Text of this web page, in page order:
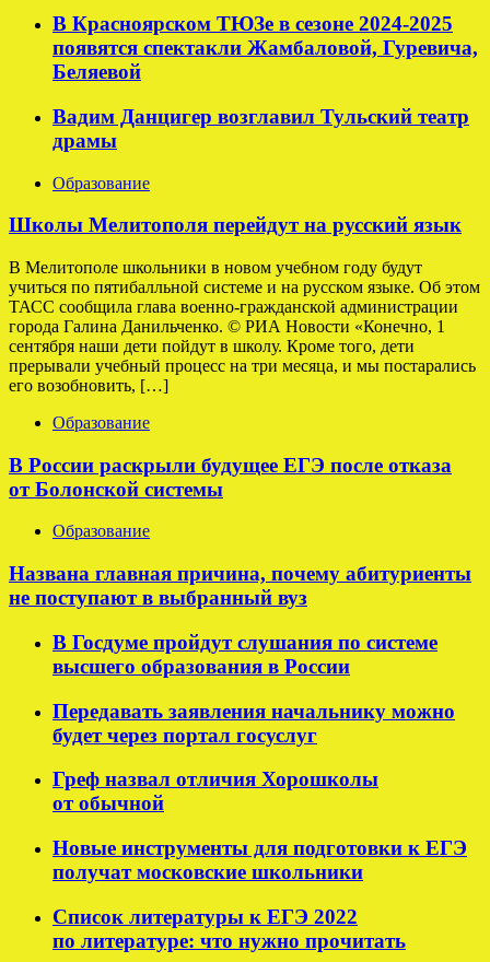
В Красноярском ТЮЗе в сезоне 2024-2025
появятся спектакли Жамбаловой, Гуревича,
Беляевой
Вадим Данцигер возглавил Тульский театр
драмы
Образование
Школы Мелитополя перейдут на русский язык
В Мелитополе школьники в новом учебном году будут
учиться по пятибалльной системе и на русском языке. Об этом
ТАСС сообщила глава военно-гражданской администрации
города Галина Данильченко. © РИА Новости «Конечно, 1
сентября наши дети пойдут в школу. Кроме того, дети
прерывали учебный процесс на три месяца, и мы постарались
его возобновить, […]
Образование
В России раскрыли будущее ЕГЭ после отказа
от Болонской системы
Образование
Названа главная причина, почему абитуриенты
не поступают в выбранный вуз
В Госдуме пройдут слушания по системе
высшего образования в России
Передавать заявления начальнику можно
будет через портал госуслуг
Греф назвал отличия Хорошколы
от обычной
Новые инструменты для подготовки к ЕГЭ
получат московские школьники
Список литературы к ЕГЭ 2022
по литературе: что нужно прочитать